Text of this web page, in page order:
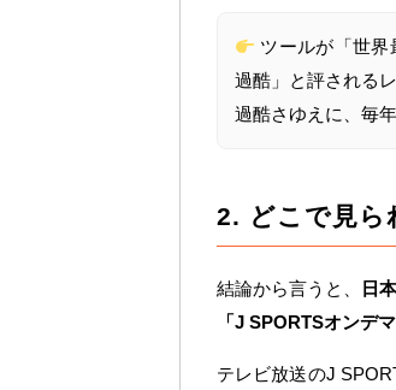
ツールが「世界
過酷」と評されるレ
過酷さゆえに、毎
2. どこで見ら
結論から言うと、
日
「J SPORTSオンデ
テレビ放送のJ